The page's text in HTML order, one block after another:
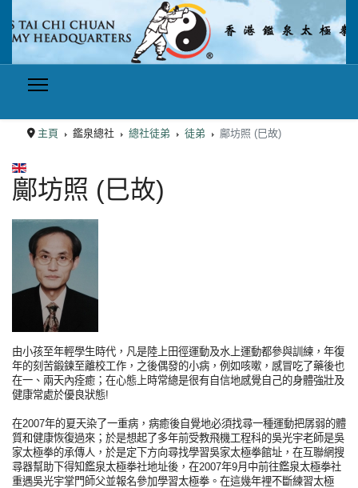
主頁 鑑泉總社 總社徒弟 徒弟 鄺坊照 (巳故)
選擇你的語言
鄺坊照 (巳故)
由小孩至年輕學生時代，凡是陸上田徑運動及水上運動都參與訓練，年復
年的刻苦鍛鍊至離校工作，之後偶發的小病，例如咳嗽，感冒吃了藥後也
在一、兩天內痊癒；在心態上時常總是很有自信地感覺自己的身體強壯及
健康常處於優良狀態!
在2007年的夏天染了一重病，病癒後自覺地必須找尋一種運動把孱弱的體
質和健康恢復過來；於是想起了多年前受教飛機工程科的吳光宇老師是吳
家太極拳的承傳人，於是定下方向尋找學習吳家太極拳館址，在互聯網搜
尋器幫助下得知鑑泉太極拳社地址後，在2007年9月中前往鑑泉太極拳社
重遇吳光宇掌門師父並報名參加學習太極拳。在這幾年裡不斷練習太極